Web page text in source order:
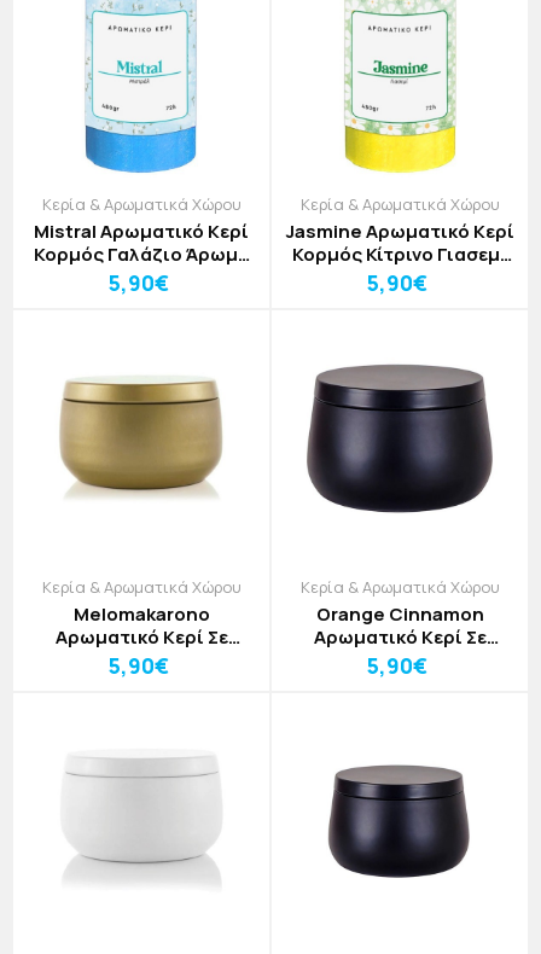
Κερία & Αρωματικά Χώρου
Mistral Αρωματικό Κερί
Κορμός Γαλάζιο Άρωμα
Φρεσκάδας 7x13cm
5,90€
Κερία & Αρωματικά Χώρου
Jasmine Αρωματικό Κερί
Κορμός Κίτρινο Γιασεμί
7x13cm
5,90€
Κερία & Αρωματικά Χώρου
Melomakarono
Αρωματικό Κερί Σε
Χρυσό Μεταλλικό Δοχείο
Δ7,8cm
5,90€
Κερία & Αρωματικά Χώρου
Orange Cinnamon
Αρωματικό Κερί Σε
Μαύρο Μεταλλικό
Δοχείο Δ7,8cm
5,90€